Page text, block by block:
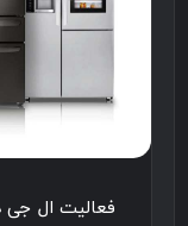
فعالیت ال جی